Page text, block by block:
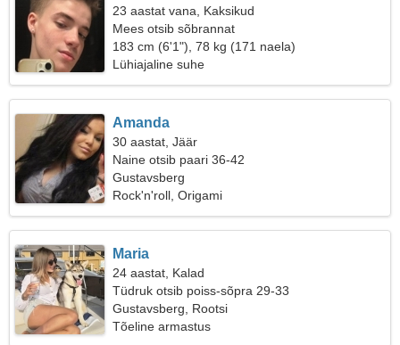
23 aastat vana, Kaksikud
Mees otsib sõbrannat
183 cm (6'1"), 78 kg (171 naela)
Lühiajaline suhe
Amanda
30 aastat, Jäär
Naine otsib paari 36-42
Gustavsberg
Rock'n'roll, Origami
Maria
24 aastat, Kalad
Tüdruk otsib poiss-sõpra 29-33
Gustavsberg, Rootsi
Tõeline armastus